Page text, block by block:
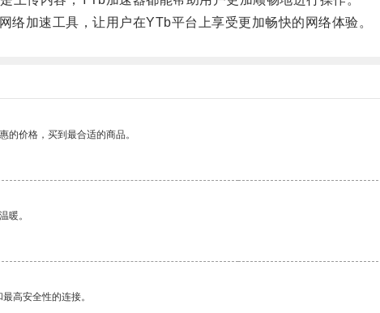
加速工具，让用户在YTb平台上享受更加畅快的网络体验。
的价格，买到最合适的商品。
暖。
高安全性的连接。